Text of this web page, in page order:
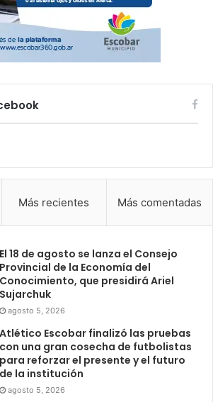
Más recientes Más comentadas
El 18 de agosto se lanza el Consejo
Provincial de la Economía del
Conocimiento, que presidirá Ariel
Sujarchuk
agosto 5, 2026
Atlético Escobar finalizó las pruebas
con una gran cosecha de futbolistas
para reforzar el presente y el futuro
de la institución
agosto 5, 2026